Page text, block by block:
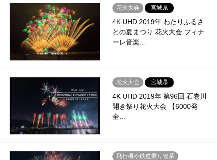
花火大会 宮城県
4K UHD 2019年 わたりふるさ
との夏まつり 花火大会 フィナ
ーレ音楽…
花火大会 宮城県
4K UHD 2019年 第96回 石巻川
開き祭り花火大会 【6000発
全…
飛行機や鉄道乗り物系